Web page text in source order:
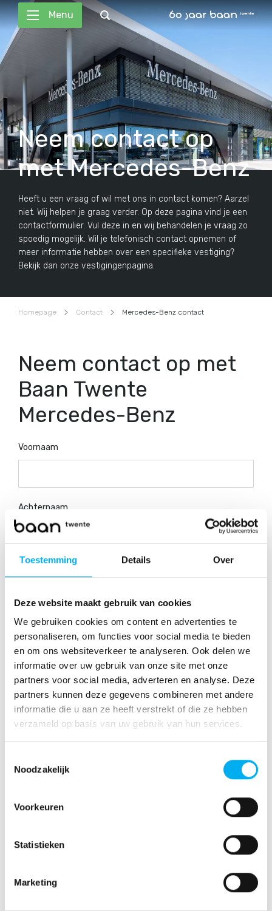
Toestemming Details Over
Deze website maakt gebruik van cookies
We gebruiken cookies om content en advertenties te
personaliseren, om functies voor social media te bieden
en om ons websiteverkeer te analyseren. Ook delen we
informatie over uw gebruik van onze site met onze
partners voor social media, adverteren en analyse. Deze
partners kunnen deze gegevens combineren met andere
informatie die u aan ze heeft verstrekt of die ze hebben
verzameld op basis van uw gebruik van hun services.
Noodzakelijk
Voorkeuren
Statistieken
Marketing
Menu
Neem contact op
met Mercedes-Benz
Heeft u een vraag of wil met ons in contact komen? Aarzel
niet. Wij helpen je graag verder. Op deze pagina vind je een
contactformulier. Vul deze in en wij behandelen je vraag zo
spoedig mogelijk. Wil je telefonisch contact opnemen of
meer informatie hebben over een specifieke vestiging?
Bekijk dan onze vestigingenpagina.
Homepage Contact Mercedes-Benz contact
Neem contact op met
Baan Twente
Mercedes-Benz
Voornaam
Achternaam
Telefoonnummer
Vestiging
Uw vraag/ opmerking